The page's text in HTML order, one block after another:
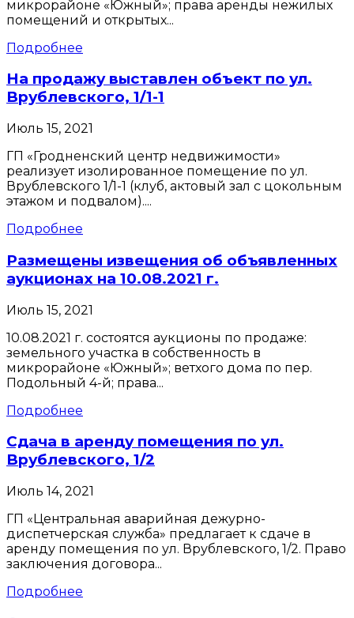
микрорайоне «Южный»; права аренды нежилых
помещений и открытых...
Подробнее
На продажу выставлен объект по ул.
Врублевского, 1/1-1
Июль 15, 2021
ГП «Гродненский центр недвижимости»
реализует изолированное помещение по ул.
Врублевского 1/1-1 (клуб, актовый зал с цокольным
этажом и подвалом)....
Подробнее
Размещены извещения об объявленных
аукционах на 10.08.2021 г.
Июль 15, 2021
10.08.2021 г. состоятся аукционы по продаже:
земельного участка в собственность в
микрорайоне «Южный»; ветхого дома по пер.
Подольный 4-й; права...
Подробнее
Сдача в аренду помещения по ул.
Врублевского, 1/2
Июль 14, 2021
ГП «Центральная аварийная дежурно-
диспетчерская служба» предлагает к сдаче в
аренду помещения по ул. Врублевского, 1/2. Право
заключения договора...
Подробнее